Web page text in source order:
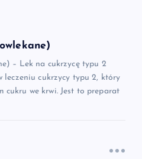
– Lek na cukrzycę typu 2
leczeniu cukrzycy typu 2, który
cukru we krwi. Jest to preparat